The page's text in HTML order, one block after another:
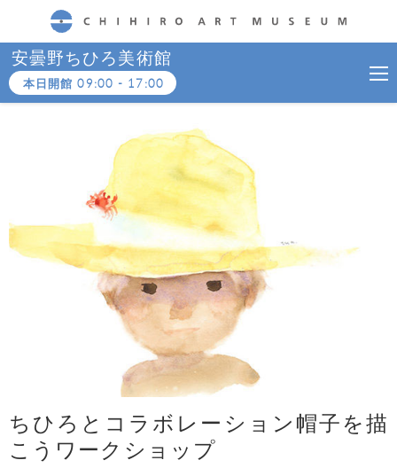
CHIHIRO ART MUSEUM
安曇野ちひろ美術館
本日開館09:00 - 17:00
ちひろとコラボレーション帽子を描
こうワークショップ